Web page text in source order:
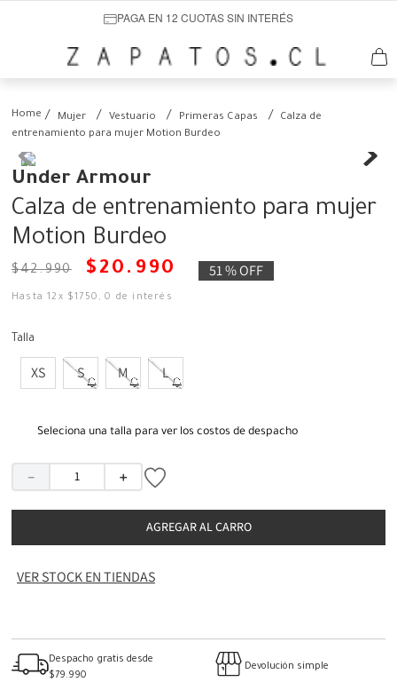
PAGA EN 12 CUOTAS SIN INTERÉS
Mujer Vestuario Primeras Capas
Calza de
entrenamiento para mujer Motion Burdeo
Under Armour
Calza de entrenamiento para mujer
Motion Burdeo
$42.990 $ 20 . 990 51 %OFF
Hasta12 x $1750 ,0 de interés
Talla
XS S M L
Seleciona una talla para ver los costos de despacho
＋
－
AGREGAR AL CARRO
VER STOCK EN TIENDAS
Despacho gratis desde
$79.990
Devolución simple